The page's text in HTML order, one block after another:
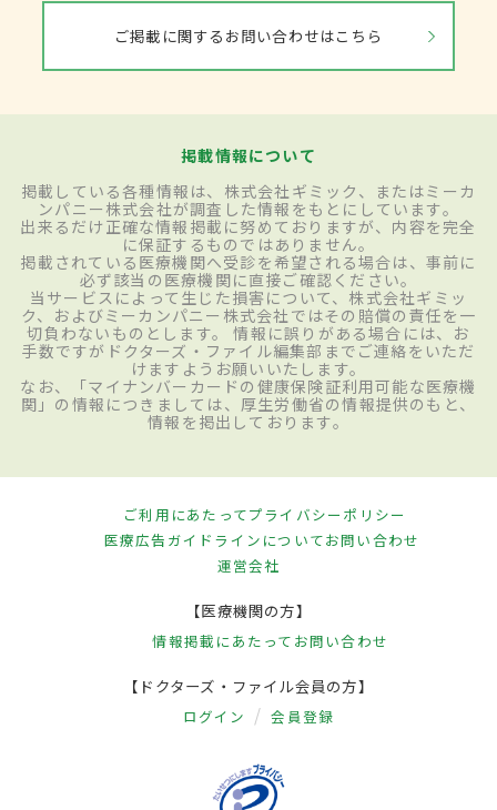
ご掲載に関するお問い合わせはこちら
掲載情報について
掲載している各種情報は、株式会社ギミック、またはミーカ
ンパニー株式会社が調査した情報をもとにしています。
出来るだけ正確な情報掲載に努めておりますが、内容を完全
に保証するものではありません。
掲載されている医療機関へ受診を希望される場合は、事前に
必ず該当の医療機関に直接ご確認ください。
当サービスによって生じた損害について、株式会社ギミッ
ク、およびミーカンパニー株式会社ではその賠償の責任を一
切負わないものとします。 情報に誤りがある場合には、お
手数ですがドクターズ・ファイル編集部までご連絡をいただ
けますようお願いいたします。
なお、「マイナンバーカードの健康保険証利用可能な医療機
関」の情報につきましては、厚生労働省の情報提供のもと、
情報を掲出しております。
ご利用にあたってプライバシーポリシー
医療広告ガイドラインについてお問い合わせ
運営会社
【医療機関の方】
情報掲載にあたって お問い合わせ
【ドクターズ・ファイル会員の方】
ログイン 会員登録